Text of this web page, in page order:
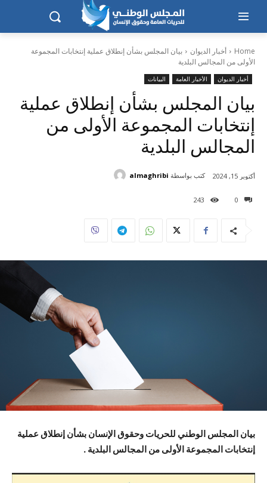
Home أخبار الديوان
بيان المجلس بشأن إنطلاق عملية إنتخابات المجموعة
الأولى من المجالس البلدية
أخبار الديوان الأخبار العامة البيانات
بيان المجلس بشأن إنطلاق عملية
إنتخابات المجموعة الأولى من
المجالس البلدية
0
243
أكتوبر 15, 2024 كتب بواسطة almaghribi
بيان المجلس الوطني للحريات وحقوق الإنسان بشأن إنطلاق عملية
إنتخابات المجموعة الأولى من المجالس البلدية .